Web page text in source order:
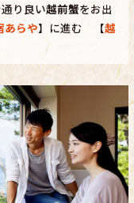
り良い越前蟹をお出
あらや】に進む 【越